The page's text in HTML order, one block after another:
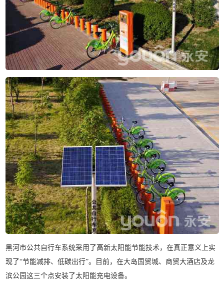
黑河市公共自行车系统采用了高新太阳能节能技术，在真正意义上实
现了“节能减排、低碳出行”。目前，在大岛国贸城、商贸大酒店及龙
滨公园这三个点安装了太阳能充电设备。